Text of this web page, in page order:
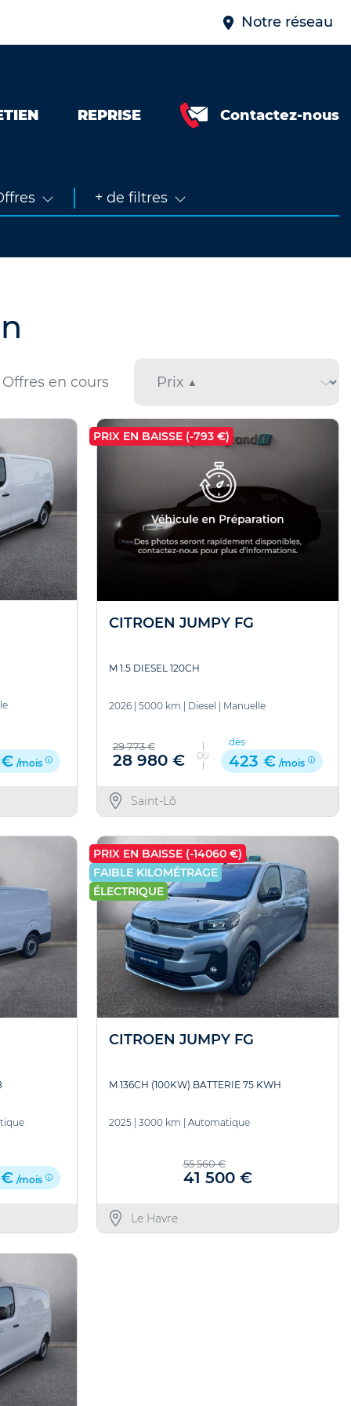
Notre réseau
REPRISE
Contactez-nous
+ de filtres
Offres en cours
/mois
PRIX EN BAISSE (-793 €)
CITROEN JUMPY FG
M 1.5 DIESEL 120CH
2026| 5000 km | Diesel | Manuelle
29 773 €
28 980 € OU
dès
423 € /mois
Saint-Lô
/mois
PRIX EN BAISSE (-14060 €)
FAIBLE KILOMÉTRAGE
ÉLECTRIQUE
CITROEN JUMPY FG
M 136CH (100KW) BATTERIE 75 KWH
2025| 3000 km Automatique
55 560 €
41 500 €
Le Havre